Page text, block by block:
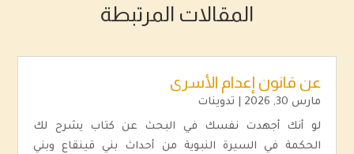
المقالات المرتبطة
عن قانون إعدام الأسرى
مارس 30, 2026 تدوينات
لو أنك أجهدت نفسك في البحث عن كتاب يشرح لك
الحكمة في السيرة النبوية من أحداث بني قينقاع وبني